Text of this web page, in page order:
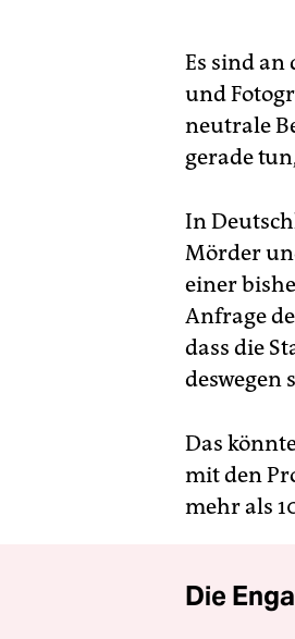
Es sind
und
neutrale
gerade
In
Mörder
einer
Anfrage
dass die
deswegen
Das
mit den
mehr als
Die